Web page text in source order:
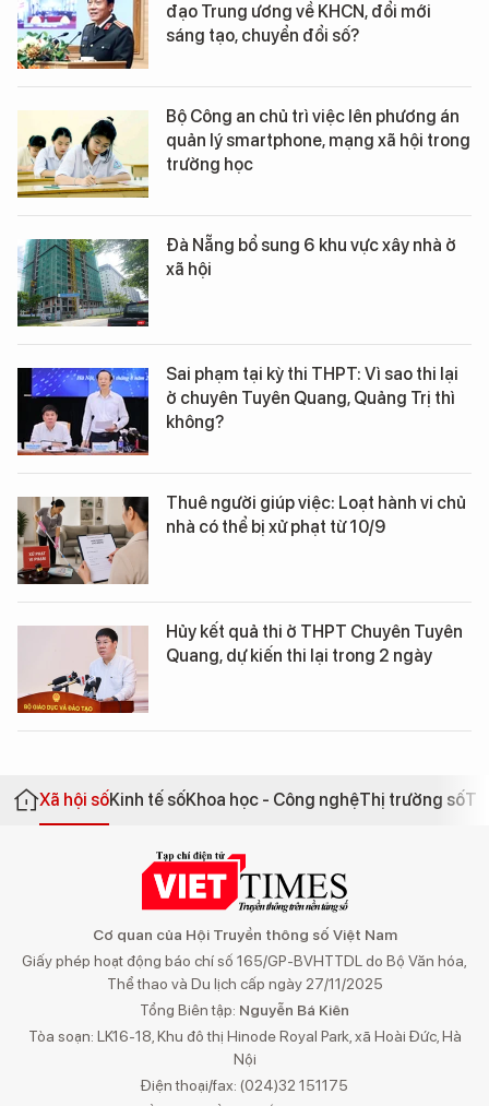
đạo Trung ương về KHCN, đổi mới
sáng tạo, chuyển đổi số?
Bộ Công an chủ trì việc lên phương án
quản lý smartphone, mạng xã hội trong
trường học
Đà Nẵng bổ sung 6 khu vực xây nhà ở
xã hội
Sai phạm tại kỳ thi THPT: Vì sao thi lại
ở chuyên Tuyên Quang, Quảng Trị thì
không?
Thuê người giúp việc: Loạt hành vi chủ
nhà có thể bị xử phạt từ 10/9
Hủy kết quả thi ở THPT Chuyên Tuyên
Quang, dự kiến thi lại trong 2 ngày
Xã hội sốKinh tế sốKhoa học - Công nghệThị trường số
Cơ quan của Hội Truyền thông số Việt Nam
Giấy phép hoạt động báo chí số 165/GP-BVHTTDL do Bộ Văn hóa,
Thể thao và Du lịch cấp ngày 27/11/2025
Tổng Biên tập: Nguyễn Bá Kiên
Tòa soạn: LK16-18, Khu đô thị Hinode Royal Park, xã Hoài Đức, Hà
Nội
Điện thoại/fax: (024)32 151175